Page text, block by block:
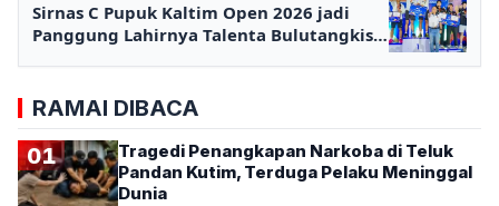
Sirnas C Pupuk Kaltim Open 2026 jadi
Panggung Lahirnya Talenta Bulutangkis
RAMAI DIBACA
01
Tragedi Penangkapan Narkoba di Teluk
Pandan Kutim, Terduga Pelaku Meninggal
Dunia